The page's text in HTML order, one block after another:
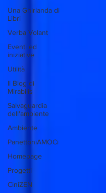
Una Ghirlanda di
Libri
Verba Volant
Eventi ed
iniziative
Utilità
Il Blog di
Mirabilis
Salvaguardia
dell'ambiente
Ambiente
PanettoniAMOCi
Homepage
Progetti
CiniZEN